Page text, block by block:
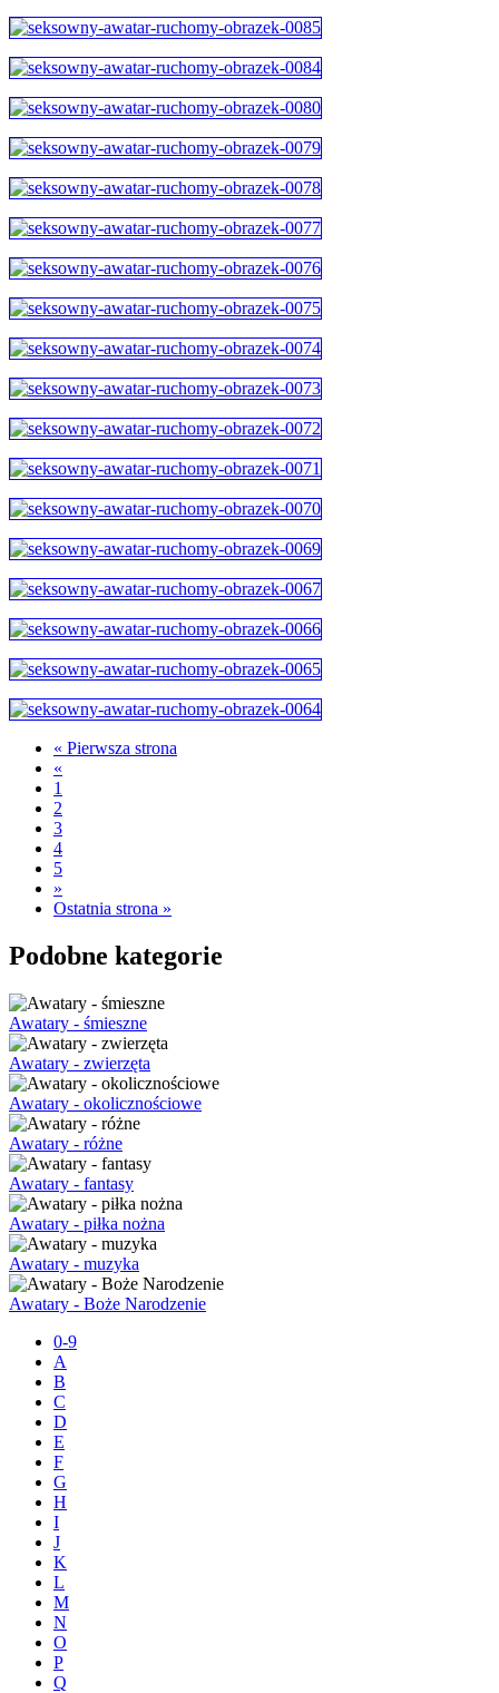
« Pierwsza strona
«
1
2
3
4
5
»
Ostatnia strona »
Podobne kategorie
Awatary - śmieszne
Awatary - zwierzęta
Awatary - okolicznościowe
Awatary - różne
Awatary - fantasy
Awatary - piłka nożna
Awatary - muzyka
Awatary - Boże Narodzenie
0-9
A
B
C
D
E
F
G
H
I
J
K
L
M
N
O
P
Q